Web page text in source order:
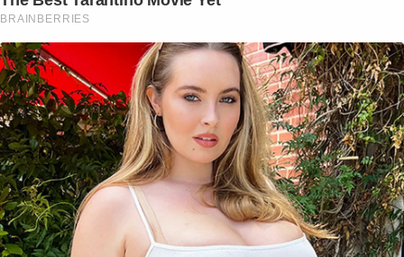
BRAINBERRIES